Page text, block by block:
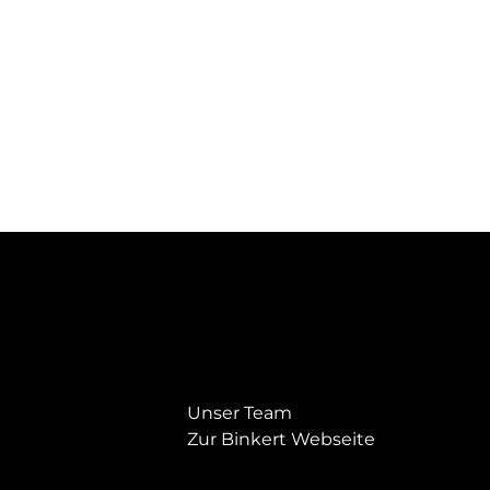
Unser Team
Zur Binkert Webseite